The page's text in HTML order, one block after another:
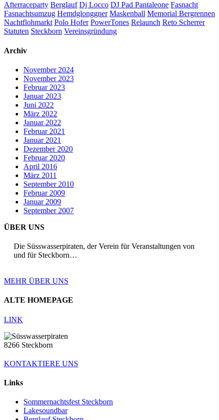
Afterraceparty Berglauf Dj Locco DJ Pad Pantaleone Fasnacht
Fasnachtsumzug Hemdglonggner Maskenball Memorial Bergrennen
Nachtflohmarkt Polo Hofer PowerTones Relaunch Reto Scherrer
Statuten Steckborn Vereinsgründung
Archiv
November 2024
November 2023
Februar 2023
Januar 2023
Juni 2022
März 2022
Januar 2022
Februar 2021
Januar 2021
Dezember 2020
Februar 2020
April 2016
März 2011
September 2010
Februar 2009
Januar 2009
September 2007
ÜBER UNS
Die Süsswasserpiraten, der Verein für Veranstaltungen von
und für Steckborn…
MEHR ÜBER UNS
ALTE HOMEPAGE
LINK
8266 Steckborn
KONTAKTIERE UNS
Links
Sommernachtsfest Steckborn
Lakesoundbar